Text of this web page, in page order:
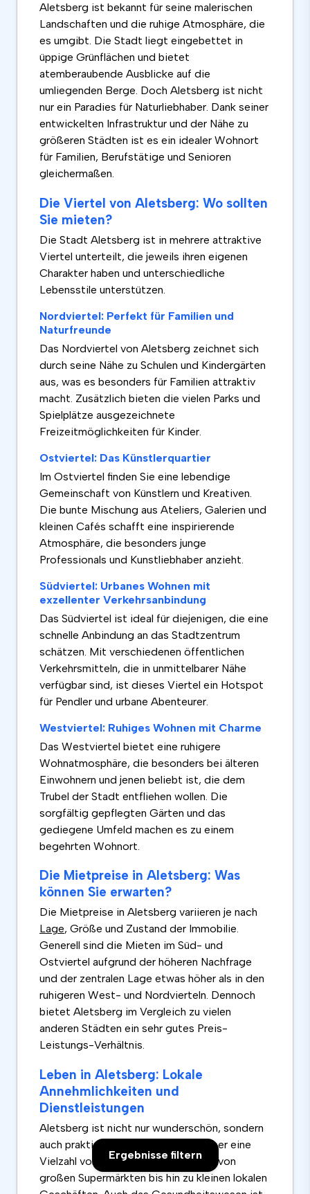
Ergebnisse filtern
Aletsberg ist bekannt für seine malerischen
Landschaften und die ruhige Atmosphäre, die
es umgibt. Die Stadt liegt eingebettet in
üppige Grünflächen und bietet
atemberaubende Ausblicke auf die
umliegenden Berge. Doch Aletsberg ist nicht
nur ein Paradies für Naturliebhaber. Dank seiner
entwickelten Infrastruktur und der Nähe zu
größeren Städten ist es ein idealer Wohnort
für Familien, Berufstätige und Senioren
gleichermaßen.
Die Viertel von Aletsberg: Wo sollten
Sie mieten?
Die Stadt Aletsberg ist in mehrere attraktive
Viertel unterteilt, die jeweils ihren eigenen
Charakter haben und unterschiedliche
Lebensstile unterstützen.
Nordviertel: Perfekt für Familien und
Naturfreunde
Das Nordviertel von Aletsberg zeichnet sich
durch seine Nähe zu Schulen und Kindergärten
aus, was es besonders für Familien attraktiv
macht. Zusätzlich bieten die vielen Parks und
Spielplätze ausgezeichnete
Freizeitmöglichkeiten für Kinder.
Ostviertel: Das Künstlerquartier
Im Ostviertel finden Sie eine lebendige
Gemeinschaft von Künstlern und Kreativen.
Die bunte Mischung aus Ateliers, Galerien und
kleinen Cafés schafft eine inspirierende
Atmosphäre, die besonders junge
Professionals und Kunstliebhaber anzieht.
Südviertel: Urbanes Wohnen mit
exzellenter Verkehrsanbindung
Das Südviertel ist ideal für diejenigen, die eine
schnelle Anbindung an das Stadtzentrum
schätzen. Mit verschiedenen öffentlichen
Verkehrsmitteln, die in unmittelbarer Nähe
verfügbar sind, ist dieses Viertel ein Hotspot
für Pendler und urbane Abenteurer.
Westviertel: Ruhiges Wohnen mit Charme
Das Westviertel bietet eine ruhigere
Wohnatmosphäre, die besonders bei älteren
Einwohnern und jenen beliebt ist, die dem
Trubel der Stadt entfliehen wollen. Die
sorgfältig gepflegten Gärten und das
gediegene Umfeld machen es zu einem
begehrten Wohnort.
Die Mietpreise in Aletsberg: Was
können Sie erwarten?
Die Mietpreise in Aletsberg variieren je nach
Lage, Größe und Zustand der Immobilie.
Generell sind die Mieten im Süd- und
Ostviertel aufgrund der höheren Nachfrage
und der zentralen Lage etwas höher als in den
ruhigeren West- und Nordvierteln. Dennoch
bietet Aletsberg im Vergleich zu vielen
anderen Städten ein sehr gutes Preis-
Leistungs-Verhältnis.
Leben in Aletsberg: Lokale
Annehmlichkeiten und
Dienstleistungen
Aletsberg ist nicht nur wunderschön, sondern
auch praktisch. Die Stadt verfügt über eine
Vielzahl von Einkaufsmöglichkeiten, von
großen Supermärkten bis hin zu kleinen lokalen